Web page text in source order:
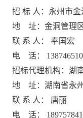
招 标 人： 永州市
地
址： 金洞管理
联 系 人：
奉国宏
电
话：
招标代理机构： 湖
地
址： 湖南省永
联 系 人：
唐丽
电
话：